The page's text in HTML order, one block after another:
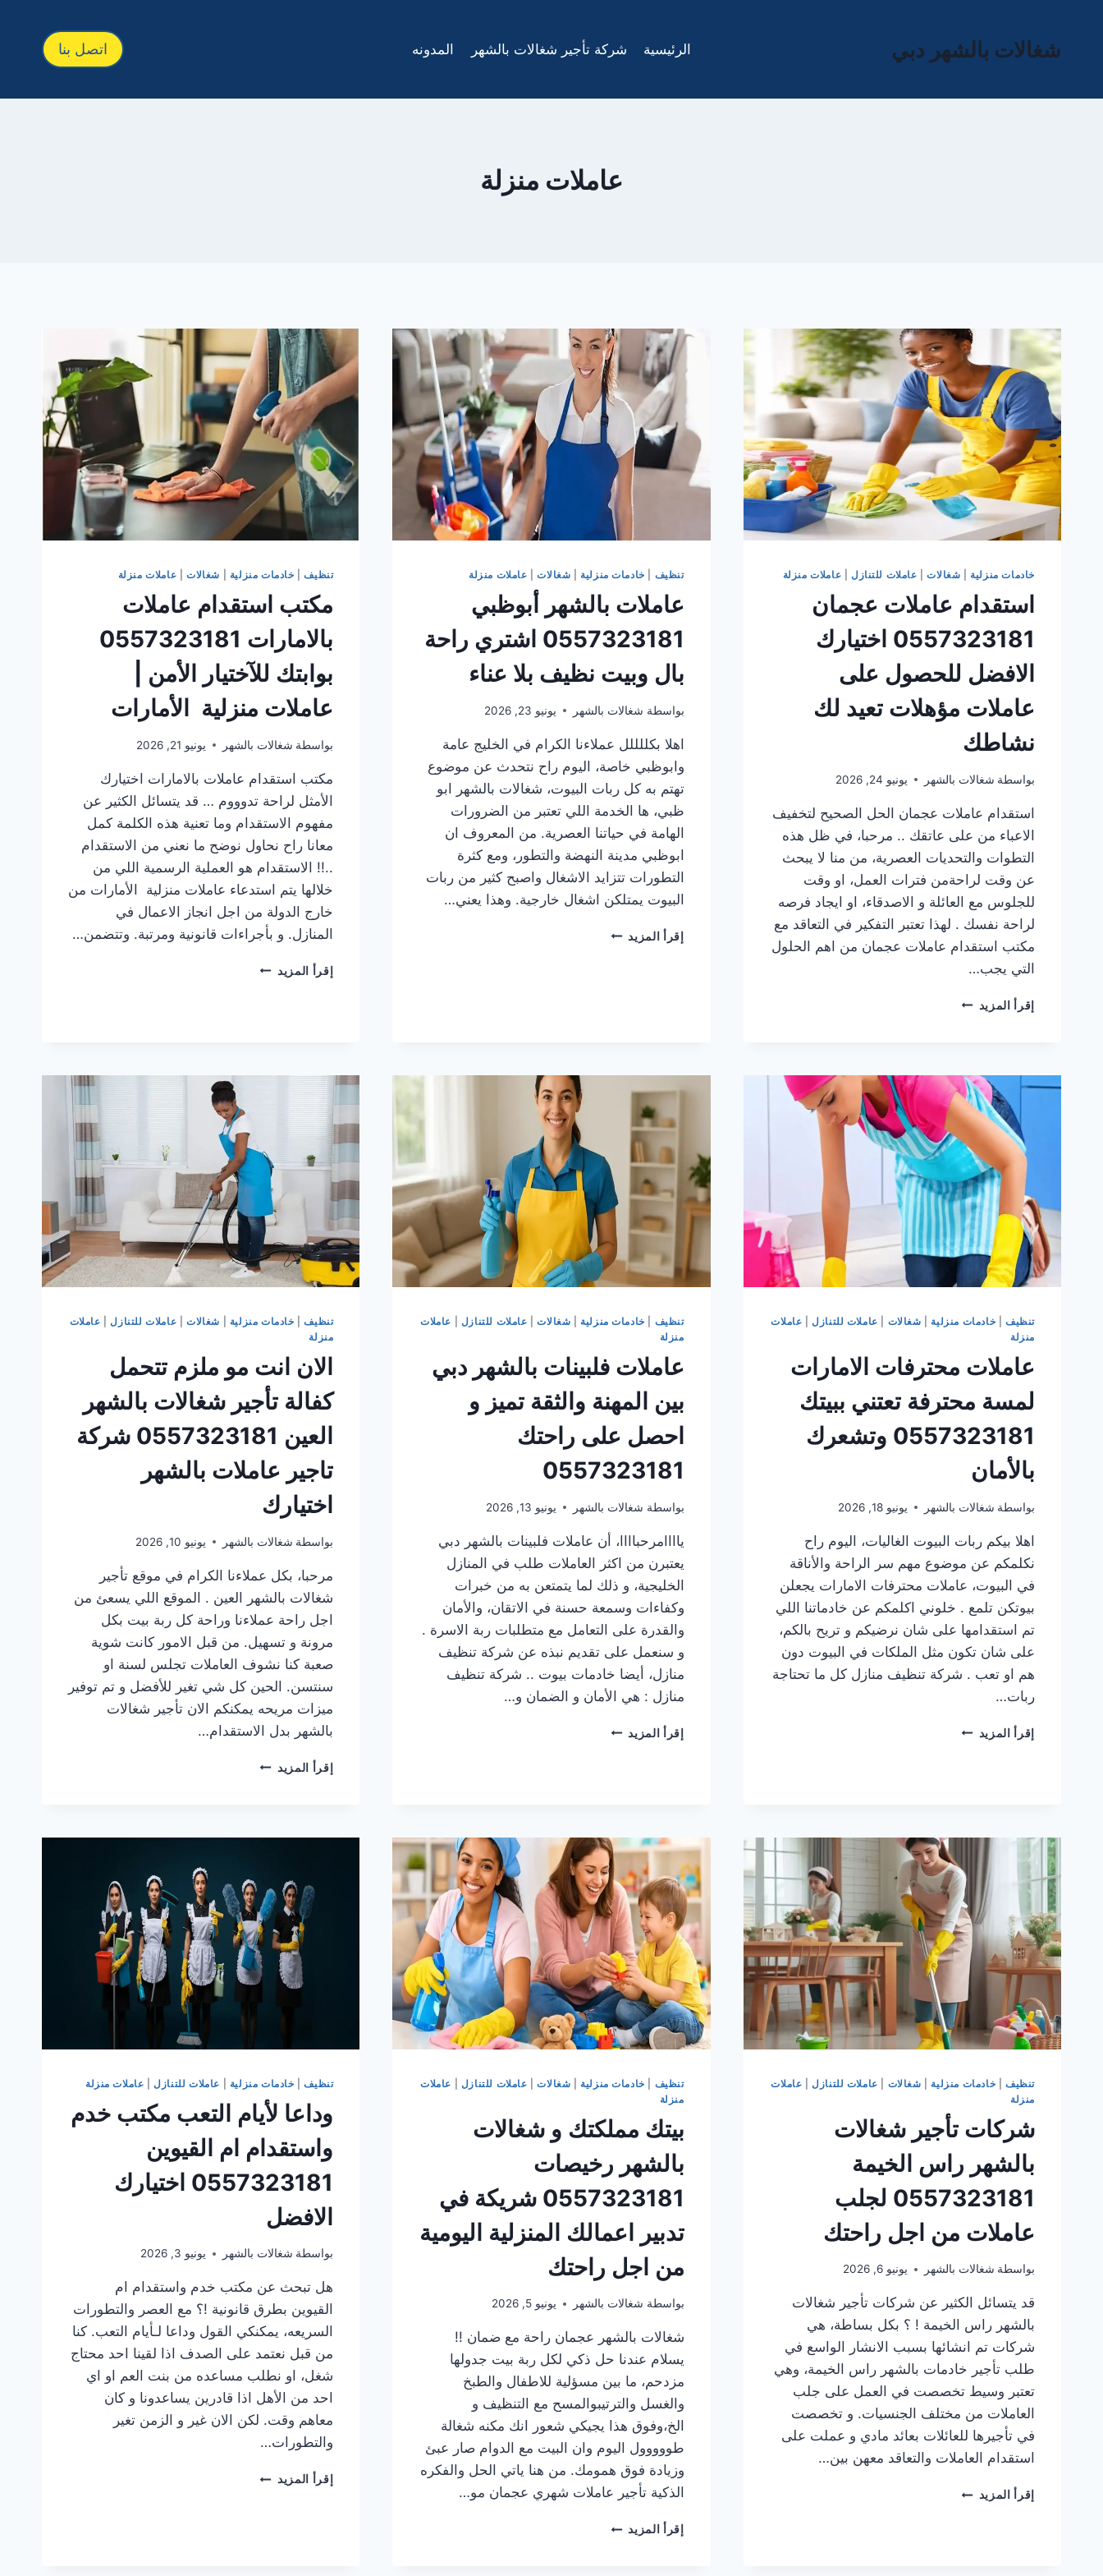
المحتوىشغالات بالشهر دبي الرئيسية شركة تأجير شغالات بالشهر المدونه اتصل بنا
عاملات منزلة
خادمات منزلية شغالات| عاملات للتنازل عاملات منزلة
استقدام عاملات عجمان
0557323181 اختيارك
الافضل للحصول على
عاملات مؤهلات تعيد لك
نشاطك
بواسطة شغالات بالشهر يونيو 24, 2026
استقدام عاملات عجمان الحل الصحيح لتخفيف
الاعباء من على عاتقك .. مرحبا، في ظل هذه
التطوات والتحديات العصرية، من منا لا يبحث
عن وقت لراحةمن فترات العمل، او وقت
للجلوس مع العائلة و الاصدقاء، او ايجاد فرصه
لراحة نفسك . لهذا تعتبر التفكير في التعاقد مع
مكتب استقدام عاملات عجمان من اهم الحلول
التي يجب…
إقرأ المزيد استقدام
الافضل
للحصول
على
عاملات
مؤهلات
تعيد
لك
نشاطك
تنظيف خادمات منزلية شغالات| عاملات منزلة
عاملات بالشهر أبوظبي
0557323181 اشتري راحة
بال وبيت نظيف بلا عناء
بواسطة شغالات بالشهر يونيو 23, 2026
اهلا بكللللل عملاءنا الكرام في الخليج عامة
وابوظبي خاصة، اليوم راح نتحدث عن موضوع
تهتم به كل ربات البيوت، شغالات بالشهر ابو
ظبي، ها الخدمة اللي تعتبر من الضرورات
الهامة في حياتنا العصرية. من المعروف ان
ابوظبي مدينة النهضة والتطور، ومع كثرة
التطورات تتزايد الاشغال واصبح كثير من ربات
البيوت يمتلكن اشغال خارجية. وهذا يعني…
إقرأ المزيد عاملات
تنظيف| خادمات منزلية شغالات| عاملات منزلة
مكتب استقدام عاملات
بالامارات 0557323181
بوابتك للآختيار الأمن |
عاملات منزلية الأمارات
بواسطة شغالات بالشهر يونيو 21, 2026
مكتب استقدام عاملات بالامارات اختيارك
الأمثل لراحة تدوووم … قد يتسائل الكثير عن
مفهوم الاستقدام وما تعنية هذه الكلمة كمل
معانا راح نحاول نوضح ما نعني من الاستقدام
..!! الاستقدام هو العملية الرسمية اللي من
خلالها يتم استدعاء عاملات منزلية الأمارات من
خارج الدولة من اجل انجاز الاعمال في
المنازل. و بأجراءات قانونية ومرتبة. وتتضمن…
إقرأ المزيد مكتب
منزلية
الأمارات
تنظيف| خادمات منزلية شغالات عاملات للتنازل
عاملات
منزلة
عاملات محترفات الامارات
لمسة محترفة تعتني ببيتك
0557323181 وتشعرك
بالأمان
بواسطة شغالات بالشهر يونيو 18, 2026
اهلا بيكم ربات البيوت الغاليات، اليوم راح
نكلمكم عن موضوع مهم سر الراحة والأناقة
في البيوت، عاملات محترفات الامارات يجعلن
بيوتكن تلمع . خلوني اكلمكم عن خادماتنا اللي
تم استقدامها على شان نرضيكم و تريح بالكم،
على شان تكون مثل الملكات في البيوت دون
هم او تعب . شركة تنظيف منازل كل ما تحتاجة
ربات…
إقرأ المزيد عاملات
0557323181
وتشعرك
بالأمان
تنظيف خادمات منزلية شغالات| عاملات للتنازل
عاملات
منزلة
عاملات فلبينات بالشهر دبي
بين المهنة والثقة تميز و
احصل على راحتك
0557323181
بواسطة شغالات بالشهر يونيو 13, 2026
ياااامرحباااا، أن عاملات فلبينات بالشهر دبي
يعتبرن من اكثر العاملات طلب في المنازل
الخليجية، و ذلك لما يتمتعن به من خبرات
وكفاءات وسمعة حسنة في الاتقان، والأمان
والقدرة على التعامل مع متطلبات ربة الاسرة .
و سنعمل على تقديم نبذه عن شركة تنظيف
منازل، أيضا خادمات بيوت .. شركة تنظيف
منازل : هي الأمان و الضمان و…
إقرأ المزيد عاملات
تميز
و
احصل
على
راحتك
0557323181
تنظيف| خادمات منزلية شغالات| عاملات للتنازل
عاملات
منزلة
الان انت مو ملزم تتحمل
كفالة تأجير شغالات بالشهر
العين 0557323181 شركة
تاجير عاملات بالشهر
اختيارك
بواسطة شغالات بالشهر يونيو 10, 2026
مرحبا، بكل عملاءنا الكرام في موقع تأجير
شغالات بالشهر العين . الموقع اللي يسعئ من
اجل راحة عملاءنا وراحة كل ربة بيت بكل
مرونة و تسهيل. من قبل الامور كانت شوية
صعبة كنا نشوف العاملات تجلس لسنة او
سنتسن. الحين كل شي تغير للأفضل و تم توفير
ميزات مريحه يمكنكم الان تأجير شغالات
بالشهر بدل الاستقدام…
إقرأ المزيد الان
شغالات
بالشهر
العين
0557323181
شركة
تاجير
عاملات
بالشهر
تنظيف| خادمات منزلية شغالات عاملات للتنازل
عاملات
منزلة
شركات تأجير شغالات
بالشهر راس الخيمة
0557323181 لجلب
عاملات من اجل راحتك
بواسطة شغالات بالشهر يونيو 6, 2026
قد يتسائل الكثير عن شركات تأجير شغالات
بالشهر راس الخيمة ! ؟ بكل بساطة، هي
شركات تم انشائها بسبب الانشار الواسع في
طلب تأجير خادمات بالشهر راس الخيمة، وهي
تعتبر وسيط تخصصت في العمل على جلب
العاملات من مختلف الجنسيات. و تخصصت
في تأجيرها للعائلات بعائد مادي و عملت على
استقدام العاملات والتعاقد معهن بين…
إقرأ المزيد شركات
تنظيف خادمات منزلية شغالات| عاملات للتنازل
عاملات
منزلة
بيتك مملكتك و شغالات
بالشهر رخيصات
0557323181 شريكة في
تدبير اعمالك المنزلية اليومية
من اجل راحتك
بواسطة شغالات بالشهر يونيو 5, 2026
شغالات بالشهر عجمان راحة مع ضمان !!
يسلام عندنا حل ذكي لكل ربة بيت جدولها
مزدحم، ما بين مسؤلية للاطفال والطبخ
والغسل والترتيبوالمسح مع التنظيف و
الخ،وفوق هذا يجيكي شعور انك مكنه شغالة
طووووول اليوم وان البيت مع الدوام صار عبئ
وزيادة فوق همومك. من هنا ياتي الحل والفكره
الذكية تأجير عاملات شهري عجمان مو…
إقرأ المزيد بيتك
تنظيف| خادمات منزلية عاملات للتنازل عاملات منزلة
وداعا لأيام التعب مكتب خدم
واستقدام ام القيوين
0557323181 اختيارك
الافضل
بواسطة شغالات بالشهر يونيو 3, 2026
هل تبحث عن مكتب خدم واستقدام ام
القيوين بطرق قانونية !؟ مع العصر والتطورات
السريعه، يمكنكي القول وداعا لـأيام التعب. كنا
من قبل نعتمد على الصدف اذا لقينا احد محتاج
شغل، او نطلب مساعده من بنت العم او اي
احد من الأهل اذا قادرين يساعدونا و كان
معاهم وقت. لكن الان غير و الزمن تغير
والتطورات…
إقرأ المزيد وداعا